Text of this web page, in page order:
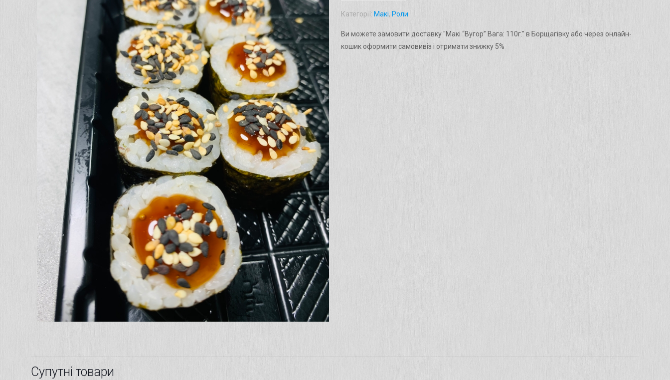
110г.
кількість
Категорії: Макі, Роли
Ви можете замовити доставку "Макі “Вугор” Вага: 110г." в Борщагівку або через онлайн-
кошик оформити самовивіз і отримати знижку 5%
Супутні товари